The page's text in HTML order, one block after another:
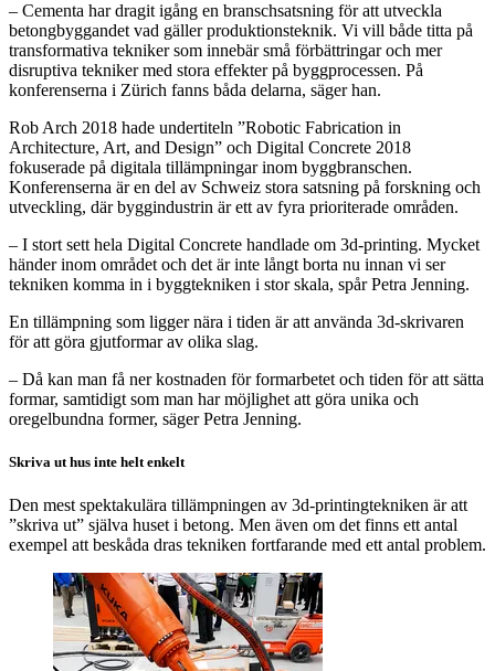
– Cementa har dragit igång en branschsatsning för att utveckla
betongbyggandet vad gäller produktionsteknik. Vi vill både titta på
transformativa tekniker som innebär små förbättringar och mer
disruptiva tekniker med stora effekter på byggprocessen. På
konferenserna i Zürich fanns båda delarna, säger han.
Rob Arch 2018 hade undertiteln ”Robotic Fabrication in
Architecture, Art, and Design” och Digital Concrete 2018
fokuserade på digitala tillämpningar inom byggbranschen.
Konferenserna är en del av Schweiz stora satsning på forskning och
utveckling, där byggindustrin är ett av fyra prioriterade områden.
– I stort sett hela Digital Concrete handlade om 3d-printing. Mycket
händer inom området och det är inte långt borta nu innan vi ser
tekniken komma in i byggtekniken i stor skala, spår Petra Jenning.
En tillämpning som ligger nära i tiden är att använda 3d-skrivaren
för att göra gjutformar av olika slag.
– Då kan man få ner kostnaden för formarbetet och tiden för att sätta
formar, samtidigt som man har möjlighet att göra unika och
oregelbundna former, säger Petra Jenning.
Skriva ut hus inte helt enkelt
Den mest spektakulära tillämpningen av 3d-printingtekniken är att
”skriva ut” själva huset i betong. Men även om det finns ett antal
exempel att beskåda dras tekniken fortfarande med ett antal problem.